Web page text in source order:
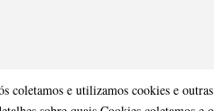
coletamos e utilizamos cookies e